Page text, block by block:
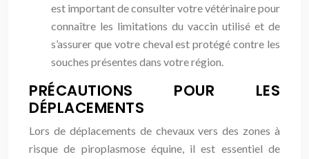
est important de consulter votre vétérinaire pour
connaître les limitations du vaccin utilisé et de
s’assurer que votre cheval est protégé contre les
souches présentes dans votre région.
PRÉCAUTIONS POUR LES
DÉPLACEMENTS
Lors de déplacements de chevaux vers des zones à
risque de piroplasmose équine, il est essentiel de